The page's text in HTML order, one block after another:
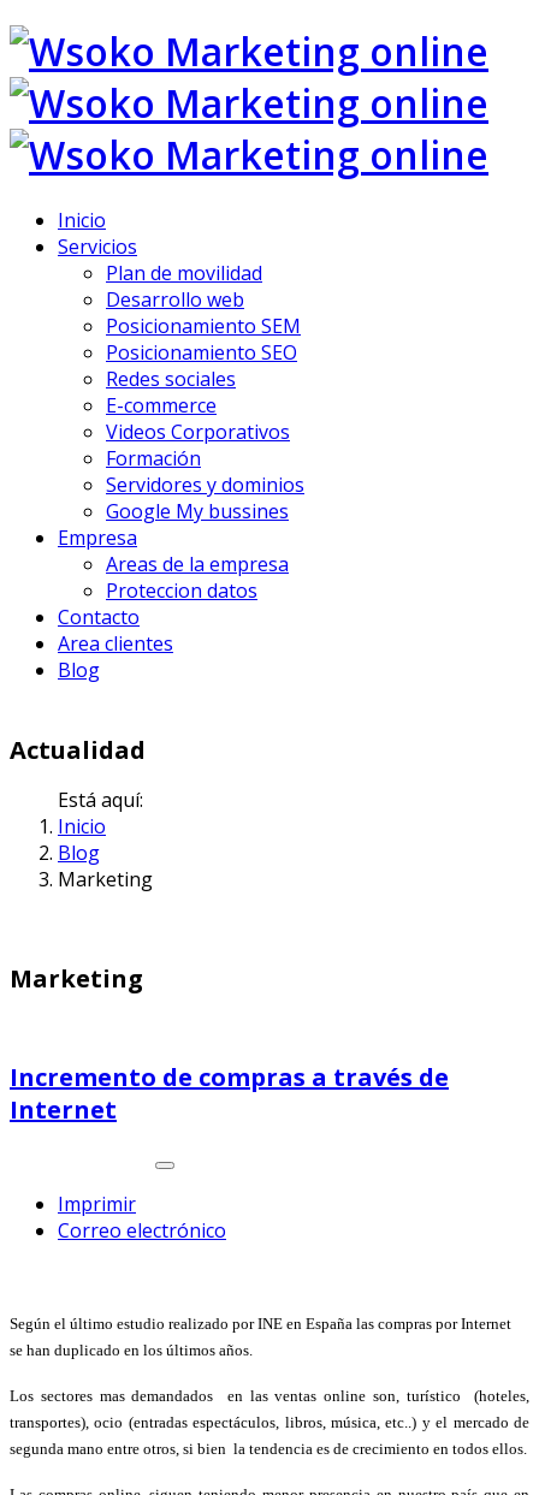
Inicio
Servicios
Plan de movilidad
Desarrollo web
Posicionamiento SEM
Posicionamiento SEO
Redes sociales
E-commerce
Videos Corporativos
Formación
Servidores y dominios
Google My bussines
Empresa
Areas de la empresa
Proteccion datos
Contacto
Area clientes
Blog
Actualidad
Está aquí:
Inicio
Blog
Marketing
Marketing
Incremento de compras a través de
Internet
Imprimir
Correo electrónico
Según el último estudio realizado por INE en España las compras porInternet
se han duplicado en los últimos años.
Los sectores mas demandados en las ventas online son, turístico (hoteles,
transportes), ocio (entradas espectáculos, libros, música, etc..) y el mercado de
segunda mano entre otros, si bien la tendencia es de crecimiento en todos ellos.